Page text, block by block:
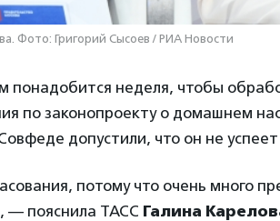
Фото: Григорий Сысоев / РИА Новости
понадобится неделя, чтобы
по законопроекту о домашнем
допустили, что он не успеет
потому что очень много
— пояснила ТАСС Галина